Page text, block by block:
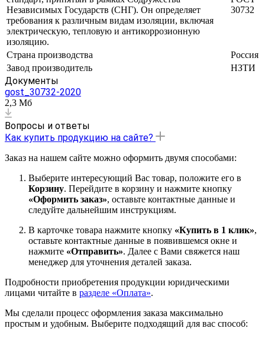
Независимых Государств (СНГ). Он определяет
требования к различным видам изоляции, включая
электрическую, тепловую и антикоррозионную
изоляцию.
30732
Страна производства
Россия
Завод производитель
НЗТИ
Документы
gost_30732-2020
2,3 Мб
Вопросы и ответы
Как купить продукцию на сайте?
Заказ на нашем сайте можно оформить двумя способами:
Выберите интересующий Вас товар, положите его в
Корзину. Перейдите в корзину и нажмите кнопку
«Оформить заказ», оставьте контактные данные и
следуйте дальнейшим инструкциям.
В карточке товара нажмите кнопку «Купить в 1 клик»,
оставьте контактные данные в появившемся окне и
нажмите «Отправить». Далее с Вами свяжется наш
менеджер для уточнения деталей заказа.
Подробности приобретения продукции юридическими
лицами читайте в разделе «Оплата».
Мы сделали процесс оформления заказа максимально
простым и удобным. Выберите подходящий для вас способ: